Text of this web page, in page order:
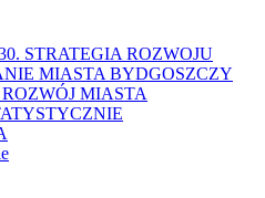
STRATEGIA ROZWOJU
MIASTA BYDGOSZCZY
MIASTA